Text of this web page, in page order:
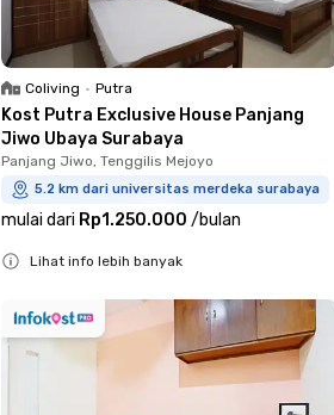
Coliving • Putra
Kost Putra Exclusive House Panjang
Jiwo Ubaya Surabaya
Panjang Jiwo, Tenggilis Mejoyo
5.2 km dari universitas merdeka surabaya
mulai dari Rp1.250.000 /bulan
Lihat info lebih banyak